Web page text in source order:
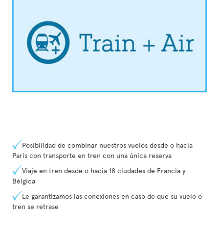
Posibilidad de combinar nuestros vuelos desde o hacia
París con transporte en tren con una única reserva
Viaje en tren desde o hacia 18 ciudades de Francia y
Bélgica
Le garantizamos las conexiones en caso de que su vuelo o
tren se retrase